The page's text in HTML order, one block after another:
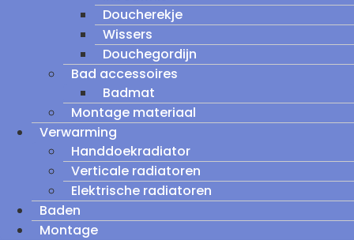
Doucherekje
Wissers
Douchegordijn
Bad accessoires
Badmat
Montage materiaal
Verwarming
Handdoekradiator
Verticale radiatoren
Elektrische radiatoren
Baden
Montage